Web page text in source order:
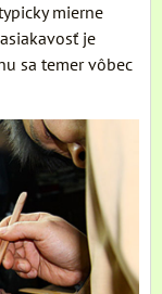
mierne
je
sa temer vôbec